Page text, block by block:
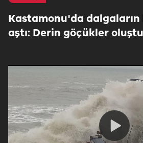
Kastamonu'da
aştı: Derin göçükler oluştu
Play